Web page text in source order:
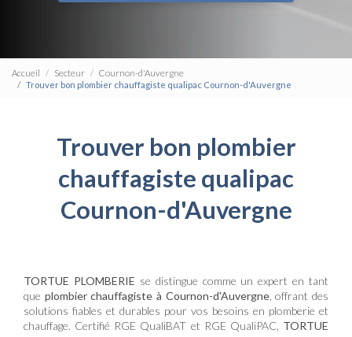
Accueil Secteur
Cournon-d'Auvergne
Trouver bon plombier chauffagiste qualipac Cournon-d'Auvergne
Trouver bon plombier
chauffagiste qualipac
Cournon-d'Auvergne
TORTUE PLOMBERIE se distingue comme un expert en tant
que plombier chauffagiste à Cournon-d'Auvergne, offrant des
solutions fiables et durables pour vos besoins en plomberie et
chauffage. Certifié RGE QualiBAT et RGE QualiPAC, TORTUE